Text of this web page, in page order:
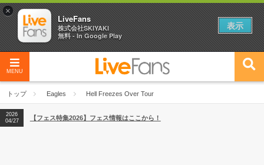
MENU
トップ Eagles Hell Freezes Over Tour
2026
04/27
2026
【ライブ動員ランキング】2026年上半期編発表！
2026
04/27
【フェス特集2026】フェス情報はここから！
×
LiveFans
株式会社SKIYAKI
無料 - In Google Play
表示